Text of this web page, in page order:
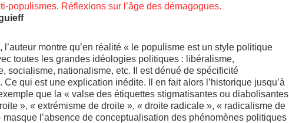
populismes. Réflexions sur l’âge des démagogues.
l’auteur montre qu’en réalité « le populisme est un style politique
toutes les grandes idéologies politiques : libéralisme,
socialisme, nationalisme, etc. Il est dénué de spécificité
Ce qui est une explication inédite. Il en fait alors l’historique jusqu’à
que la « valse des étiquettes stigmatisantes ou diabolisantes
», « extrémisme de droite », « droite radicale », « radicalisme de
masque l’absence de conceptualisation des phénomènes politiques